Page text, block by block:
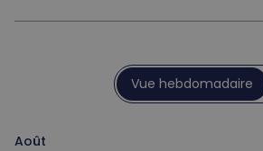
Vue hebdomadaire
Août